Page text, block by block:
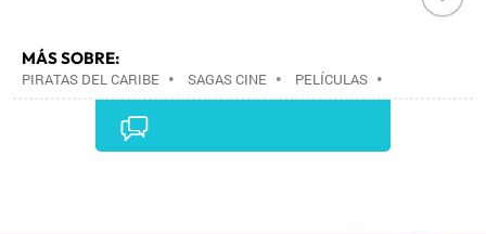
MÁS SOBRE:
PIRATAS DEL CARIBE • SAGAS CINE • PELÍCULAS •